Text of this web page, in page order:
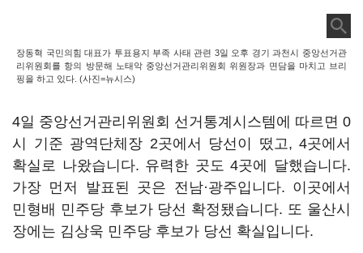
장동혁 국민의힘 대표가 투표용지 부족 사태 관련 3일 오후 경기 과천시 중앙선거관
리위원회를 항의 방문해 노태악 중앙선거관리위원회 위원장과 면담을 마치고 브리
핑을 하고 있다. (사진=뉴시스)
4일 중앙선거관리위원회 선거통계시스템에 따르면 0
시 기준 광역단체장 2곳에서 당선이 떴고, 4곳에서
확실로 나왔습니다. 유력한 곳도 4곳에 달했습니다.
가장 먼저 발표된 곳은 전남·광주입니다. 이곳에서
민형배 민주당 후보가 당선 확정됐습니다. 또 울산시
장에는 김상욱 민주당 후보가 당선 확실입니다.